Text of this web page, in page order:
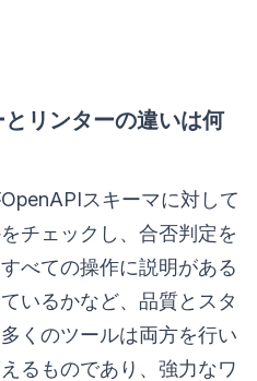
リンターの違いは何
スキーマに対して
チェックし、合否判定を
べての操作に説明がある
いるかなど、品質とスタ
くのツールは両方を行い
るものであり、強力なワ